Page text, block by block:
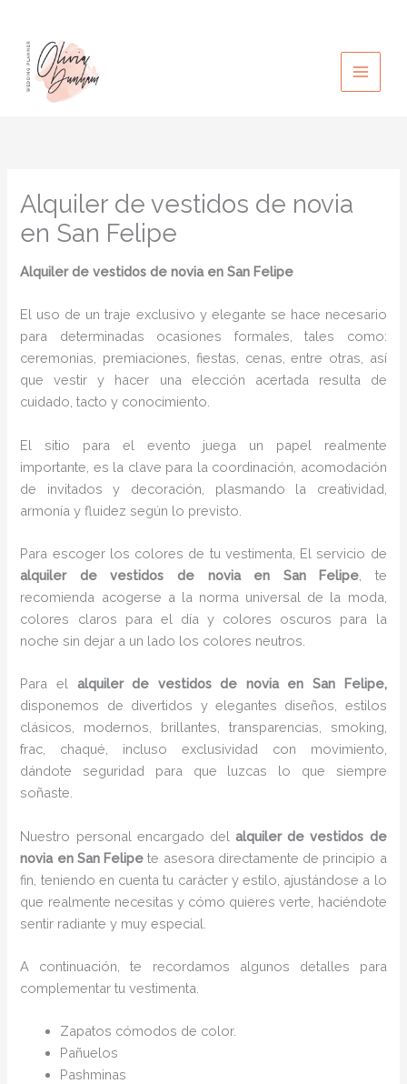
contenido
Alquiler de vestidos de novia
en San Felipe
Alquiler de vestidos de novia en San Felipe
El uso de un traje exclusivo y elegante se hace necesario
para determinadas ocasiones formales, tales como:
ceremonias, premiaciones, fiestas, cenas, entre otras, así
que vestir y hacer una elección acertada resulta de
cuidado, tacto y conocimiento.
El sitio para el evento juega un papel realmente
importante, es la clave para la coordinación, acomodación
de invitados y decoración, plasmando la creatividad,
armonía y fluidez según lo previsto.
Para escoger los colores de tu vestimenta, El servicio de
alquiler de vestidos de novia en San Felipe , te
recomienda acogerse a la norma universal de la moda,
colores claros para el día y colores oscuros para la
noche sin dejar a un lado los colores neutros.
Para el alquiler de vestidos de novia en San Felipe,
disponemos de divertidos y elegantes diseños, estilos
clásicos, modernos, brillantes, transparencias, smoking,
frac, chaqué, incluso exclusividad con movimiento,
dándote seguridad para que luzcas lo que siempre
soñaste.
Nuestro personal encargado delalquiler de vestidos de
novia en San Felipe te asesora directamente de principio a
fin, teniendo en cuenta tu carácter y estilo, ajustándose a lo
que realmente necesitas y cómo quieres verte, haciéndote
sentir radiante y muy especial.
A continuación, te recordamos algunos detalles para
complementar tu vestimenta.
Zapatos cómodos de color.
Pañuelos
Pashminas